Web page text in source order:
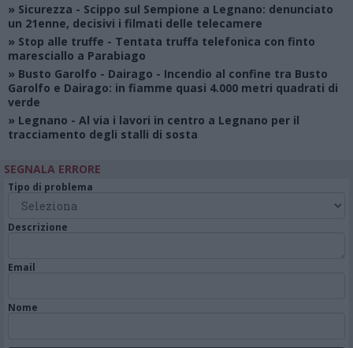
» Sicurezza - Scippo sul Sempione a Legnano: denunciato
un 21enne, decisivi i filmati delle telecamere
» Stop alle truffe - Tentata truffa telefonica con finto
maresciallo a Parabiago
» Busto Garolfo - Dairago - Incendio al confine tra Busto
Garolfo e Dairago: in fiamme quasi 4.000 metri quadrati di
verde
» Legnano - Al via i lavori in centro a Legnano per il
tracciamento degli stalli di sosta
SEGNALA ERRORE
Tipo di problema
Descrizione
Email
Nome